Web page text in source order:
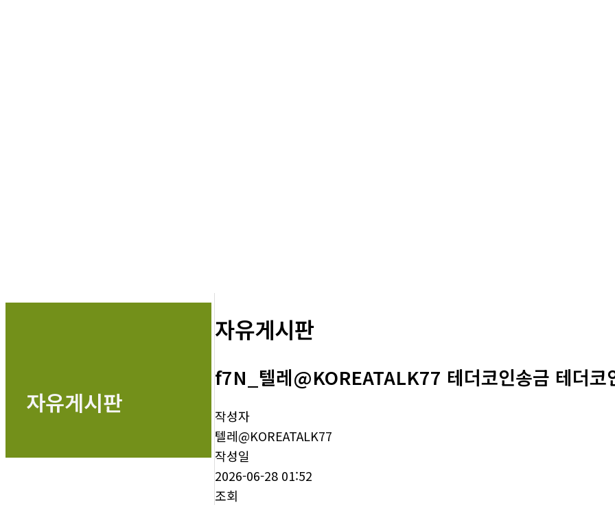
자유게시판
자유게시판
f7N_텔레@KOREATALK77 테더코인송금 테더코
작성자
텔레@KOREATALK77
작성일
2026-06-28 01:52
조회